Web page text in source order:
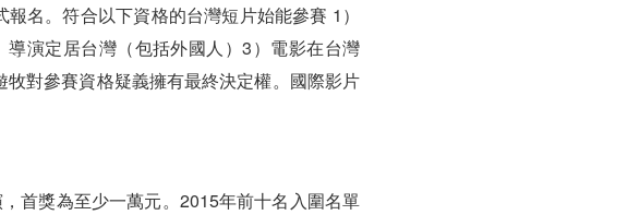
名。符合以下資格的台灣短片始能參賽 1）
導演定居台灣（包括外國人）3）電影在台灣
牧對參賽資格疑義擁有最終決定權。國際影片
首獎為至少一萬元。2015年前十名入圍名單